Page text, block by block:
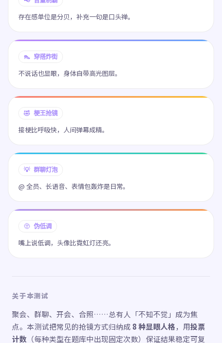
存在感单位是分贝，补充一句是口头禅。
👠 穿搭炸街
不说话也显眼，身体自带高光图层。
🤣 梗王抢镜
接梗比呼吸快，人间弹幕成精。
💡 群聊灯泡
@ 全员、长语音、表情包轰炸是日常。
🫥 伪低调
嘴上说低调，头像比霓虹灯还亮。
关于本测试
聚会、群聊、开会、合照……总有人「不知不觉」成为焦
点。本测试把常见的抢镜方式归纳成 8 种显眼人格，用投票
计数 （每种类型在题库中出现固定次数）保证结果稳定可复